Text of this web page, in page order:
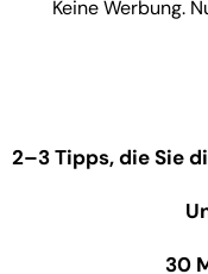
Keine Werbung.
2–3 Tipps, die Sie
30